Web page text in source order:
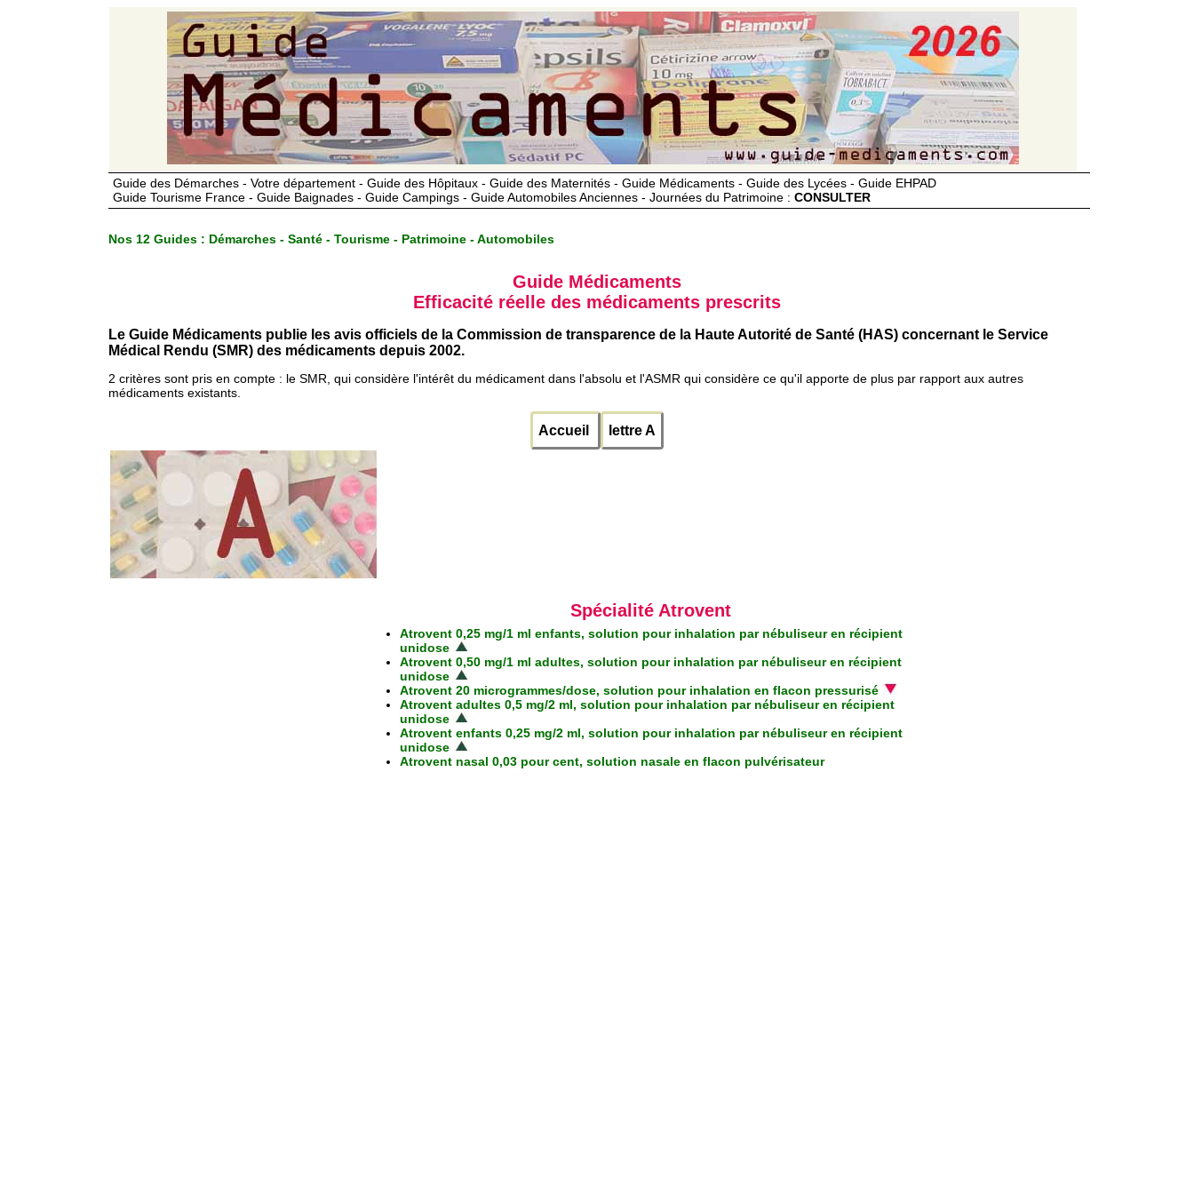
Guide des Démarches - Votre département - Guide des Hôpitaux - Guide des Maternités - Guide Médicaments - Guide des Lycées - Guide EHPAD
Guide Tourisme France - Guide Baignades - Guide Campings - Guide Automobiles Anciennes - Journées du Patrimoine : CONSULTER
Nos 12 Guides : Démarches - Santé - Tourisme - Patrimoine - Automobiles
Guide Médicaments
Efficacité réelle des médicaments prescrits
Le Guide Médicaments publie les avis officiels de la Commission de transparence de la Haute Autorité de Santé (HAS) concernant le Service
Médical Rendu (SMR) des médicaments depuis 2002.
2 critères sont pris en compte : le SMR, qui considère l'intérêt du médicament dans l'absolu et l'ASMR qui considère ce qu'il apporte de plus par rapport aux autres
médicaments existants.
Accueil lettre A
Spécialité Atrovent
Atrovent 0,25 mg/1 ml enfants, solution pour inhalation par nébuliseur en récipient
unidose
Atrovent 0,50 mg/1 ml adultes, solution pour inhalation par nébuliseur en récipient
unidose
Atrovent 20 microgrammes/dose, solution pour inhalation en flacon pressurisé
Atrovent adultes 0,5 mg/2 ml, solution pour inhalation par nébuliseur en récipient
unidose
Atrovent enfants 0,25 mg/2 ml, solution pour inhalation par nébuliseur en récipient
unidose
Atrovent nasal 0,03 pour cent, solution nasale en flacon pulvérisateur